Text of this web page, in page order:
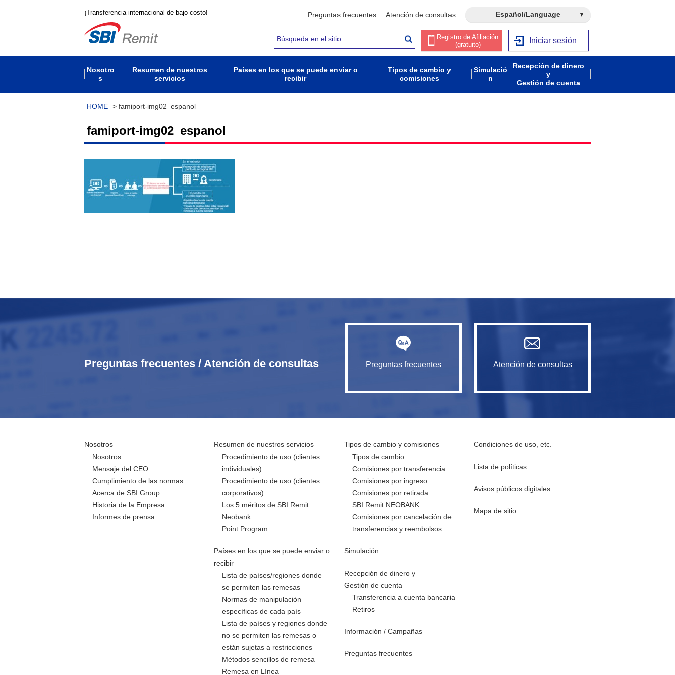
¡Transferencia internacional de bajo costo! Preguntas frecuentes Atención de consultas Español/Language
Registro de Afiliación
(gratuito)
Iniciar sesión
Nosotro
s
Resumen de nuestros
servicios
Países en los que se puede enviar o
recibir
Tipos de cambio y
comisiones
Simulació
n
Recepción de dinero
y
Gestión de cuenta
HOME > famiport-img02_espanol
famiport-img02_espanol
Preguntas frecuentes / Atención de consultas Preguntas frecuentes Atención de consultas
Nosotros
Nosotros
Mensaje del CEO
Cumplimiento de las normas
Acerca de SBI Group
Historia de la Empresa
Informes de prensa
Resumen de nuestros servicios
Procedimiento de uso (clientes
individuales)
Procedimiento de uso (clientes
corporativos)
Los 5 méritos de SBI Remit
Neobank
Point Program
Países en los que se puede enviar o
recibir
Lista de países/regiones donde
se permiten las remesas
Normas de manipulación
específicas de cada país
Lista de países y regiones donde
no se permiten las remesas o
están sujetas a restricciones
Métodos sencillos de remesa
Remesa en Línea
Tipos de cambio y comisiones
Tipos de cambio
Comisiones por transferencia
Comisiones por ingreso
Comisiones por retirada
SBI Remit NEOBANK
Comisiones por cancelación de
transferencias y reembolsos
Simulación
Recepción de dinero y
Gestión de cuenta
Transferencia a cuenta bancaria
Retiros
Información / Campañas
Preguntas frecuentes
Condiciones de uso, etc.
Lista de políticas
Avisos públicos digitales
Mapa de sitio